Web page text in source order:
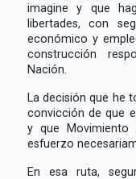
imagine y que
libertades, con
económico y
construcción
Nación.
La decisión que he
convicción de que
y que Movimiento
esfuerzo
En esa ruta,